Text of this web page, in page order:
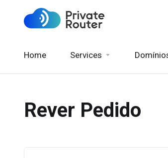
Home Services
Rever Pedido